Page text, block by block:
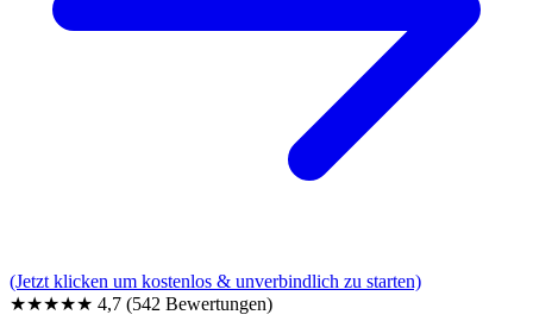
(Jetzt klicken um kostenlos & unverbindlich zu starten)
★★★★★ 4,7 (542 Bewertungen)